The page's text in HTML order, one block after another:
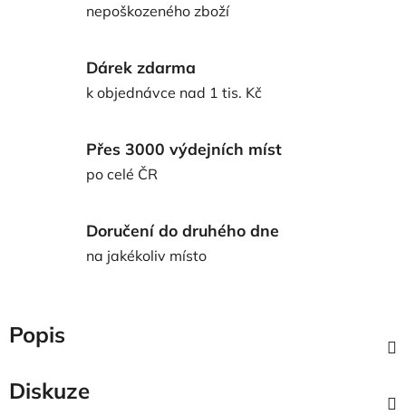
nepoškozeného zboží
Dárek zdarma
k objednávce nad 1 tis. Kč
Přes 3000 výdejních míst
po celé ČR
Doručení do druhého dne
na jakékoliv místo
Popis
Diskuze